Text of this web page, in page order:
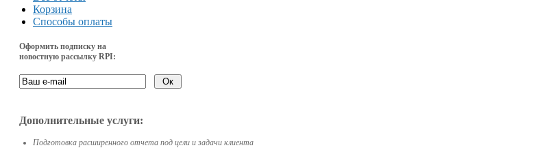
Корзина
Способы оплаты
Оформить подписку на
новостную рассылку RPI:
Дополнительные услуги:
Подготовка расширенного отчета под цели и задачи клиента